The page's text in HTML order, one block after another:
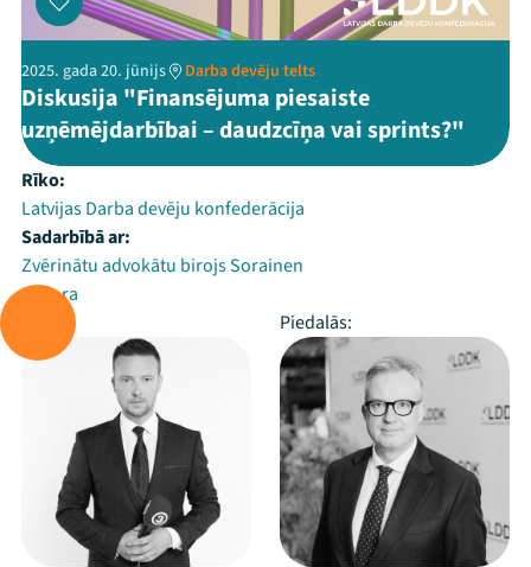
2025. gada 20. jūnijs Darba devēju telts
Diskusija "Finansējuma piesaiste
uzņēmējdarbībai – daudzcīņa vai sprints?"
Rīko:
Latvijas Darba devēju konfederācija
Sadarbībā ar:
Zvērinātu advokātu birojs Sorainen
Laflora
Piedalās: